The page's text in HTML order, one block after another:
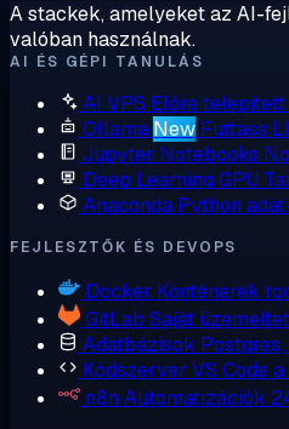
A stackek, amelyeket az AI-
valóban használnak.
AI ÉS GÉPI TANULÁS
AI VPS Előre telepített
Ollama New Futtass
Jupyter Notebooks
Deep Learning GPU
Anaconda Python
FEJLESZTŐK ÉS DEVOPS
Docker Konténerek
GitLab Saját
Adatbázisok
Kódszerver VS Code
n8n Automatizációk